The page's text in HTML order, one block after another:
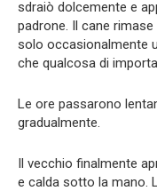
sdraiò dolcemente e
padrone. Il cane
solo occasionalmente
che qualcosa di
Le ore passarono
gradualmente.
Il vecchio finalmente
e calda sotto la mano.